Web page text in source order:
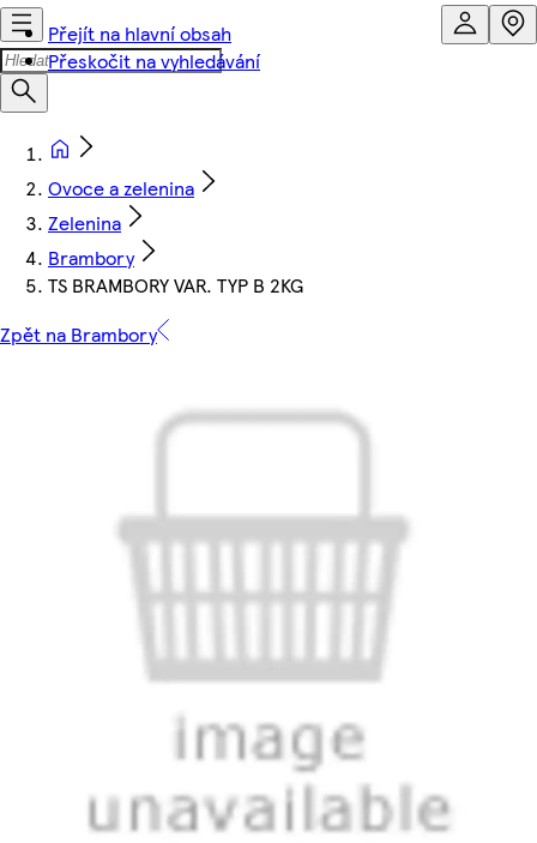
Přejít na hlavní obsah
Přeskočit na vyhledávání
Ovoce a zelenina
Zelenina
Brambory
TS BRAMBORY VAR. TYP B 2KG
Zpět na Brambory